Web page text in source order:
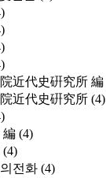
近代史硏究所 編
近代史硏究所 (4)
編 (4)
(4)
전화 (4)